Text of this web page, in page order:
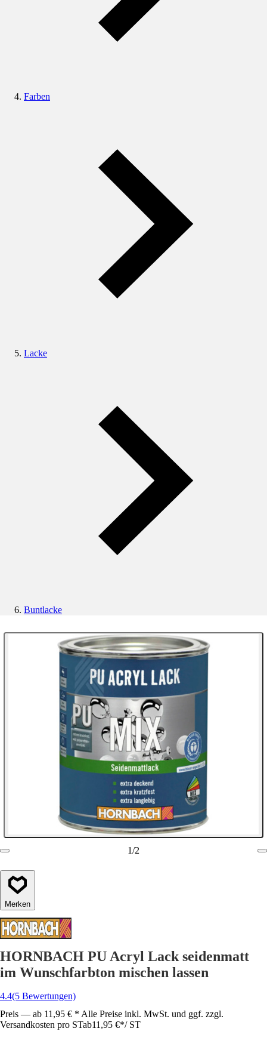
Farben
Lacke
Buntlacke
1/2
Merken
HORNBACH PU Acryl Lack seidenmatt
im Wunschfarbton mischen lassen
4.4(5 Bewertungen)
Preis — ab 11,95 € * Alle Preise inkl. MwSt. und ggf. zzgl.
Versandkosten pro STab11,95 €*/ ST